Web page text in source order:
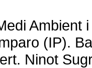
Ambient
(IP).
Ninot